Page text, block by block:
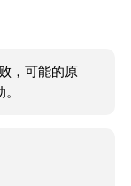
，可能的原